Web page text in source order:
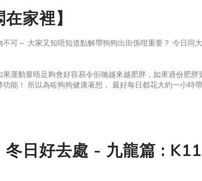
家裡】
可～ 大家又知唔知道點解帶狗狗出街係咁重要？ 今日同
運動量唔足夠會好容易令佢哋越來越肥胖，如果過份肥
能！ 所以為咗狗狗健康著想， 最好每日都花大約一小時
會較容易退化， 除咗對身體造成負擔，仲會影響毛髮、
冬日好去處 - 九龍篇 :